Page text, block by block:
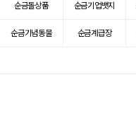
순금돌상품 순금기업뱃지
순금기념동물 순금계급장